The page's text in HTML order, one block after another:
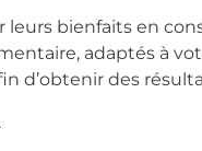
bienfaits en
adaptés à
d’obtenir des